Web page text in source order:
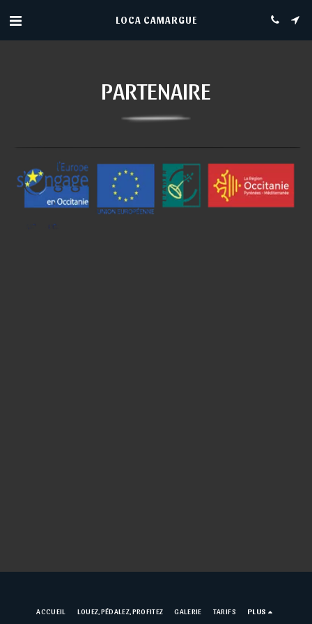
LOCA CAMARGUE
PARTENAIRE
ACCUEIL LOUEZ,PÉDALEZ,PROFITEZ GALERIE TARIFS PLUS